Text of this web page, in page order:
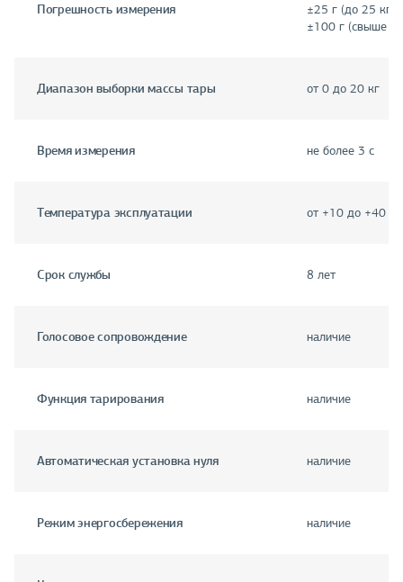
Погрешность измерения
±25 г (до 25 кг),
±100 г (свыше
Диапазон выборки массы тары от 0 до 20 кг
Время измерения не более 3 с
Температура эксплуатации от +10 до +40 °С
Срок службы 8 лет
Голосовое сопровождение наличие
Функция тарирования наличие
Автоматическая установка нуля наличие
Режим энергосбережения наличие